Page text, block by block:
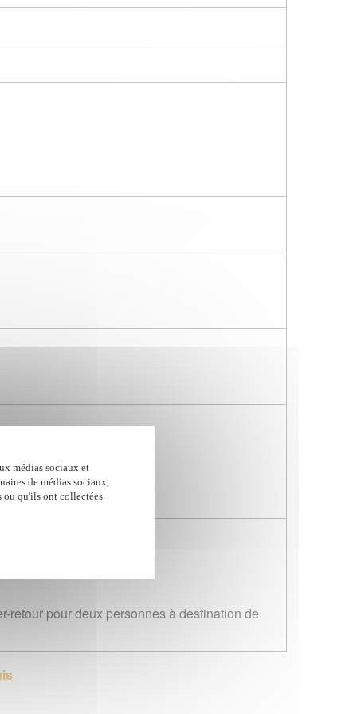
retour pour deux personnes à destination de
médias sociaux et
de médias sociaux,
ou qu'ils ont collectées